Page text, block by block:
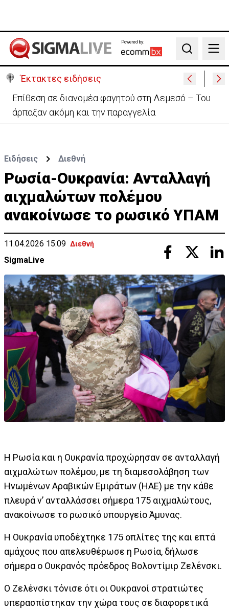
Powered by:
Search
Έκτακτες ειδήσεις
Ο στρατηγός του Τραμπ «αναζητά διέξοδο» από τον
πόλεμο με το Ιράν
Ειδήσεις Διεθνή
Ρωσία-Ουκρανία: Ανταλλαγή
αιχμαλώτων πολέμου
ανακοίνωσε το ρωσικό ΥΠΑΜ
11.04.2026 15:09 Διεθνή
SigmaLive
Η Ρωσία και η Ουκρανία προχώρησαν σε ανταλλαγή
αιχμαλώτων πολέμου, με τη διαμεσολάβηση των
Ηνωμένων Αραβικών Εμιράτων (ΗΑΕ) με την κάθε
πλευρά ν’ ανταλλάσσει σήμερα 175 αιχμαλώτους,
ανακοίνωσε το ρωσικό υπουργείο Άμυνας.
Η Ουκρανία υποδέχτηκε 175 οπλίτες της και επτά
αμάχους που απελευθέρωσε η Ρωσία, δήλωσε
σήμερα ο Ουκρανός πρόεδρος Βολοντίμιρ Ζελένσκι.
Ο Ζελένσκι τόνισε ότι οι Ουκρανοί στρατιώτες
υπερασπίστηκαν την χώρα τους σε διαφορετικά